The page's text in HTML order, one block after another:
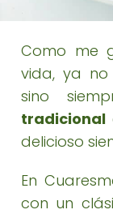
Como me
vida, ya
sino
tradicional
delicioso
En
con un